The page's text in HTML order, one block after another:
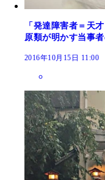
「発達障害者＝天
原類が明かす当事
2016年10月15日 11:00